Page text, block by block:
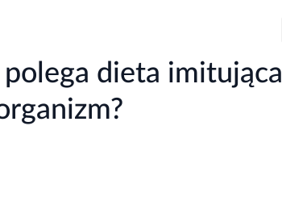
dieta imitująca